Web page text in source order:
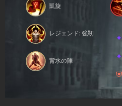
凱旋
レジェンド: 強靭
背水の陣